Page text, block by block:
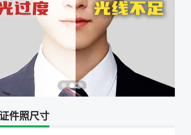
件照尺寸